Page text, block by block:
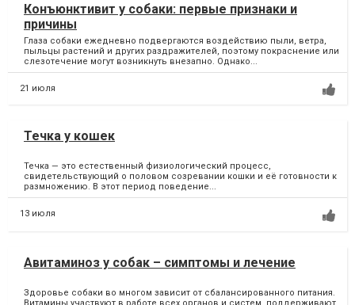
Конъюнктивит у собаки: первые признаки и
причины
Глаза собаки ежедневно подвергаются воздействию пыли, ветра,
пыльцы растений и других раздражителей, поэтому покраснение или
слезотечение могут возникнуть внезапно. Однако...
21 июля
Течка у кошек
Течка — это естественный физиологический процесс,
свидетельствующий о половом созревании кошки и её готовности к
размножению. В этот период поведение...
13 июля
Авитаминоз у собак – симптомы и лечение
Здоровье собаки во многом зависит от сбалансированного питания.